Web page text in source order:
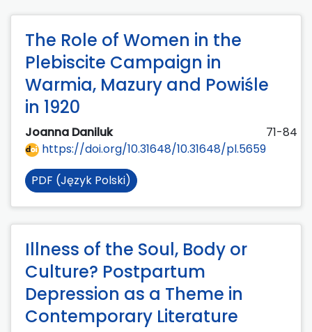
The Role of Women in the
Plebiscite Campaign in
Warmia, Mazury and Powiśle
in 1920
Joanna Daniluk
71-84
https://doi.org/10.31648/10.31648/pl.5659
PDF (Język Polski)
Illness of the Soul, Body or
Culture? Postpartum
Depression as a Theme in
Contemporary Literature